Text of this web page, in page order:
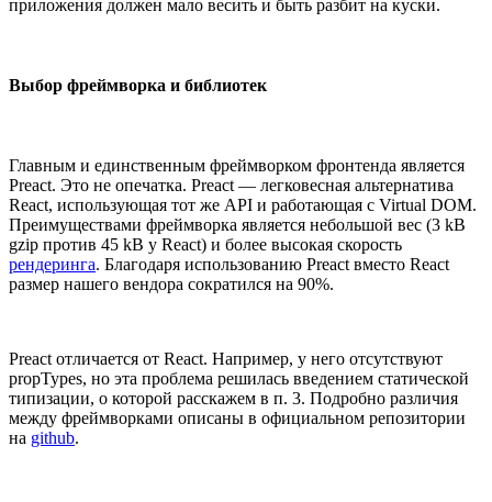
приложения должен мало весить и быть разбит на куски.
Выбор фреймворка и библиотек
Главным и единственным фреймворком фронтенда является
Preact. Это не опечатка. Preact — легковесная альтернатива
React, использующая тот же API и работающая с Virtual DOM.
Преимуществами фреймворка является небольшой вес (3 kB
gzip против 45 kB у React) и более высокая скорость
рендеринга. Благодаря использованию Preact вместо React
размер нашего вендора сократился на 90%.
Preact отличается от React. Например, у него отсутствуют
propTypes, но эта проблема решилась введением статической
типизации, о которой расскажем в п. 3. Подробно различия
между фреймворками описаны в официальном репозитории
на github.